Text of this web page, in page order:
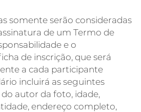
somente serão consideradas
de um Termo de
e o
de inscrição, que será
a cada participante
incluirá as seguintes
autor da foto, idade,
endereço completo,